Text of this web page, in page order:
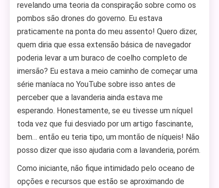
revelando uma teoria da conspiração sobre como os
pombos são drones do governo. Eu estava
praticamente na ponta do meu assento! Quero dizer,
quem diria que essa extensão básica de navegador
poderia levar a um buraco de coelho completo de
imersão? Eu estava a meio caminho de começar uma
série maníaca no YouTube sobre isso antes de
perceber que a lavanderia ainda estava me
esperando. Honestamente, se eu tivesse um níquel
toda vez que fui desviado por um artigo fascinante,
bem… então eu teria tipo, um montão de níqueis! Não
posso dizer que isso ajudaria com a lavanderia, porém.
Como iniciante, não fique intimidado pelo oceano de
opções e recursos que estão se aproximando de